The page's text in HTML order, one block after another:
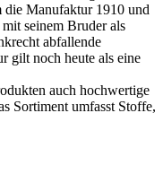
die Manufaktur 1910 und
seinem Bruder als
abfallende
gilt noch heute als eine
auch hochwertige
Sortiment umfasst Stoffe,